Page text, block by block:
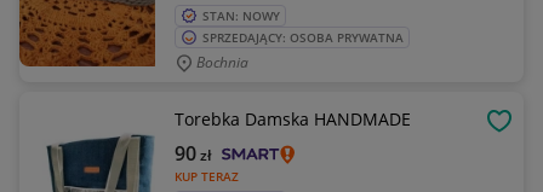
STAN: NOWY
SPRZEDAJĄCY: OSOBA PRYWATNA
Bochnia
Torebka Damska HANDMADE
KUP TERAZ
90zł